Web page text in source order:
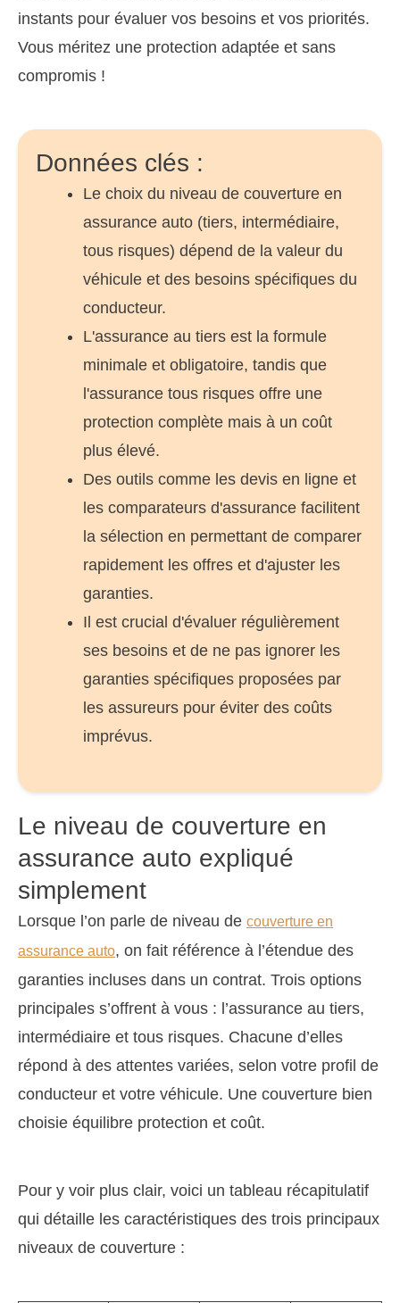
instants pour évaluer vos besoins et vos priorités.
Vous méritez une protection adaptée et sans
compromis !
Données clés :
Le choix du niveau de couverture en
assurance auto (tiers, intermédiaire,
tous risques) dépend de la valeur du
véhicule et des besoins spécifiques du
conducteur.
L'assurance au tiers est la formule
minimale et obligatoire, tandis que
l'assurance tous risques offre une
protection complète mais à un coût
plus élevé.
Des outils comme les devis en ligne et
les comparateurs d'assurance facilitent
la sélection en permettant de comparer
rapidement les offres et d'ajuster les
garanties.
Il est crucial d'évaluer régulièrement
ses besoins et de ne pas ignorer les
garanties spécifiques proposées par
les assureurs pour éviter des coûts
imprévus.
Le niveau de couverture en
assurance auto expliqué
simplement
Lorsque l’on parle de niveau de couverture en
assurance auto, on fait référence à l’étendue des
garanties incluses dans un contrat. Trois options
principales s’offrent à vous : l’assurance au tiers,
intermédiaire et tous risques. Chacune d’elles
répond à des attentes variées, selon votre profil de
conducteur et votre véhicule. Une couverture bien
choisie équilibre protection et coût.
Pour y voir plus clair, voici un tableau récapitulatif
qui détaille les caractéristiques des trois principaux
niveaux de couverture :